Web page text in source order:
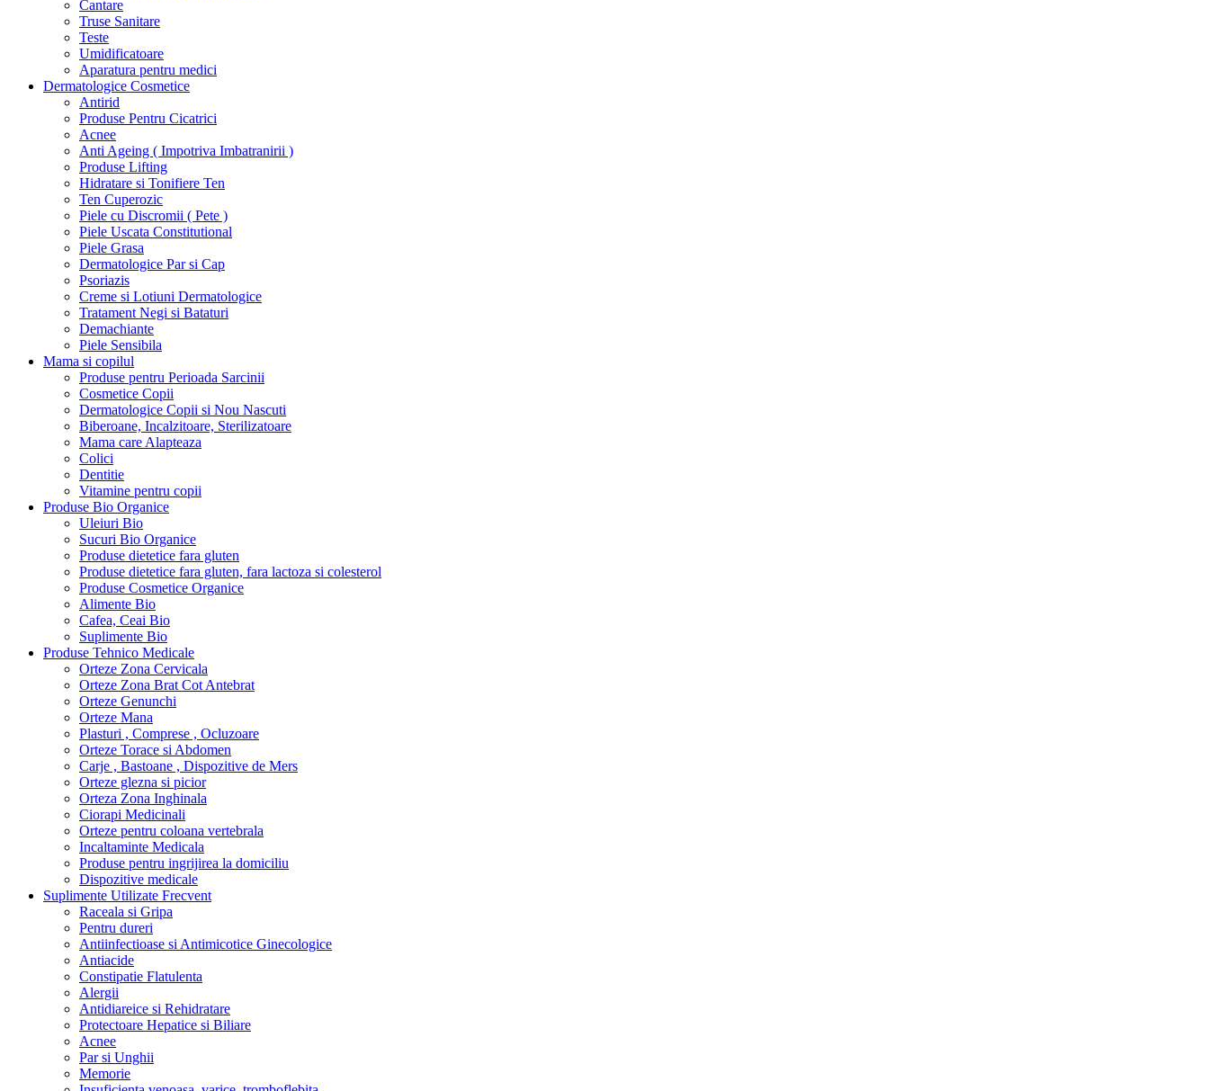
Cantare
Truse Sanitare
Teste
Umidificatoare
Aparatura pentru medici
Dermatologice Cosmetice
Antirid
Produse Pentru Cicatrici
Acnee
Anti Ageing ( Impotriva Imbatranirii )
Produse Lifting
Hidratare si Tonifiere Ten
Ten Cuperozic
Piele cu Discromii ( Pete )
Piele Uscata Constitutional
Piele Grasa
Dermatologice Par si Cap
Psoriazis
Creme si Lotiuni Dermatologice
Tratament Negi si Bataturi
Demachiante
Piele Sensibila
Mama si copilul
Produse pentru Perioada Sarcinii
Cosmetice Copii
Dermatologice Copii si Nou Nascuti
Biberoane, Incalzitoare, Sterilizatoare
Mama care Alapteaza
Colici
Dentitie
Vitamine pentru copii
Produse Bio Organice
Uleiuri Bio
Sucuri Bio Organice
Produse dietetice fara gluten
Produse dietetice fara gluten, fara lactoza si colesterol
Produse Cosmetice Organice
Alimente Bio
Cafea, Ceai Bio
Suplimente Bio
Produse Tehnico Medicale
Orteze Zona Cervicala
Orteze Zona Brat Cot Antebrat
Orteze Genunchi
Orteze Mana
Plasturi , Comprese , Ocluzoare
Orteze Torace si Abdomen
Carje , Bastoane , Dispozitive de Mers
Orteze glezna si picior
Orteza Zona Inghinala
Ciorapi Medicinali
Orteze pentru coloana vertebrala
Incaltaminte Medicala
Produse pentru ingrijirea la domiciliu
Dispozitive medicale
Suplimente Utilizate Frecvent
Raceala si Gripa
Pentru dureri
Antiinfectioase si Antimicotice Ginecologice
Antiacide
Constipatie Flatulenta
Alergii
Antidiareice si Rehidratare
Protectoare Hepatice si Biliare
Acnee
Par si Unghii
Memorie